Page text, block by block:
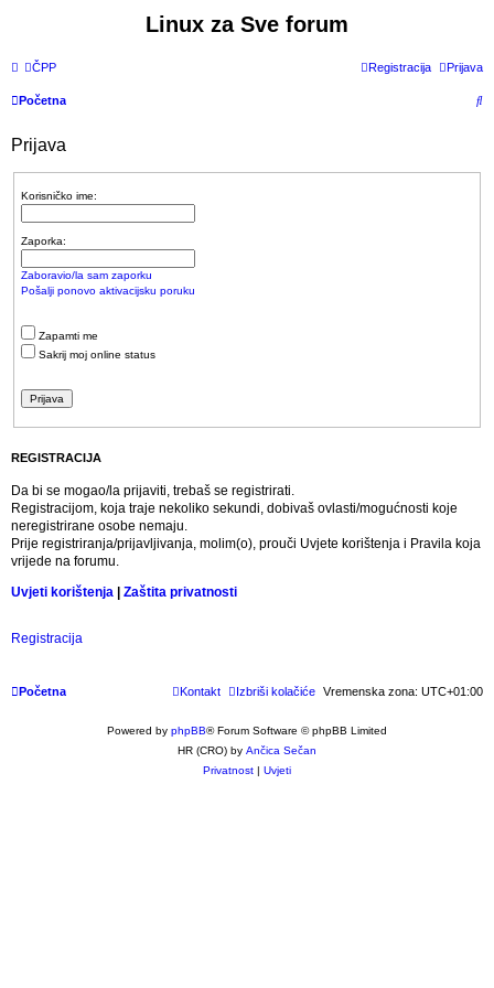
Linux za Sve forum
ČPP Prijava
Registracija
Početna
P
Prijava
Korisničko ime:
Zaporka:
Zaboravio/la sam zaporku
Pošalji ponovo aktivacijsku poruku
Zapamti me
Sakrij moj online status
REGISTRACIJA
Da bi se mogao/la prijaviti, trebaš se registrirati.
Registracijom, koja traje nekoliko sekundi, dobivaš ovlasti/mogućnosti koje
neregistrirane osobe nemaju.
Prije registriranja/prijavljivanja, molim(o), prouči Uvjete korištenja i Pravila koja
vrijede na forumu.
Uvjeti korištenja
Zaštita privatnosti
Registracija
Početna Vremenska zona: UTC+01:00
Izbriši kolačiće
Kontakt
Powered by phpBB® Forum Software © phpBB Limited
HR (CRO) by Ančica Sečan
Privatnost | Uvjeti